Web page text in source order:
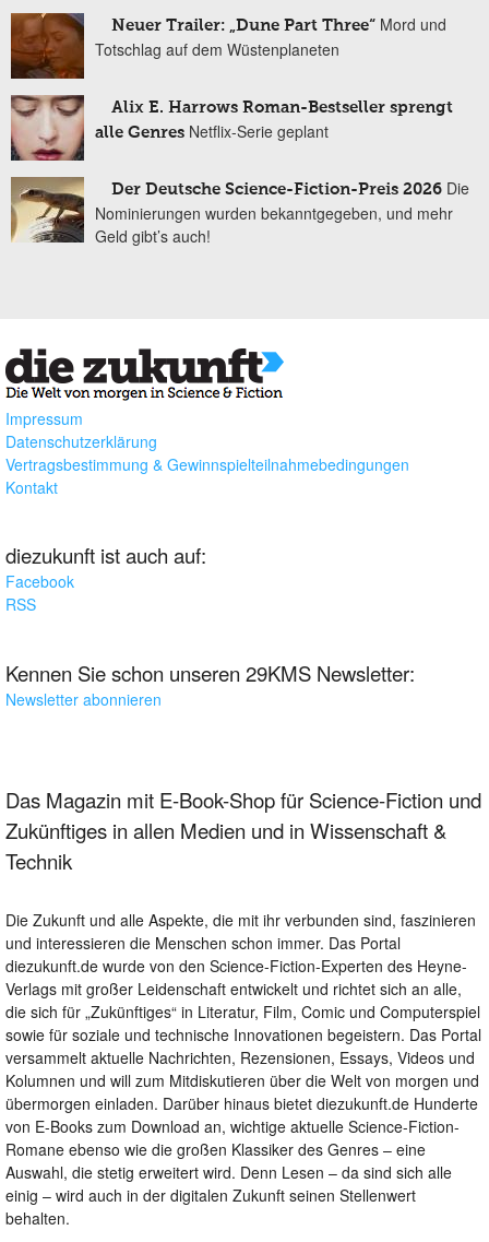
Neuer Trailer: „Dune Part Three“ Mord und
Totschlag auf dem Wüstenplaneten
Alix E. Harrows Roman-Bestseller sprengt
alle Genres Netflix-Serie geplant
Der Deutsche Science-Fiction-Preis 2026 Die
Nominierungen wurden bekanntgegeben, und mehr
Geld gibt’s auch!
Impressum
Datenschutzerklärung
Vertragsbestimmung & Gewinnspielteilnahmebedingungen
Kontakt
diezukunft ist auch auf:
Facebook
RSS
Kennen Sie schon unseren 29KMS Newsletter:
Newsletter abonnieren
Das Magazin mit E-Book-Shop für Science-Fiction und
Zukünftiges in allen Medien und in Wissenschaft &
Technik
Die Zukunft und alle Aspekte, die mit ihr verbunden sind, faszinieren
und interessieren die Menschen schon immer. Das Portal
diezukunft.de wurde von den Science-Fiction-Experten des Heyne-
Verlags mit großer Leidenschaft entwickelt und richtet sich an alle,
die sich für „Zukünftiges“ in Literatur, Film, Comic und Computerspiel
sowie für soziale und technische Innovationen begeistern. Das Portal
versammelt aktuelle Nachrichten, Rezensionen, Essays, Videos und
Kolumnen und will zum Mitdiskutieren über die Welt von morgen und
übermorgen einladen. Darüber hinaus bietet diezukunft.de Hunderte
von E-Books zum Download an, wichtige aktuelle Science-Fiction-
Romane ebenso wie die großen Klassiker des Genres – eine
Auswahl, die stetig erweitert wird. Denn Lesen – da sind sich alle
einig – wird auch in der digitalen Zukunft seinen Stellenwert
behalten.